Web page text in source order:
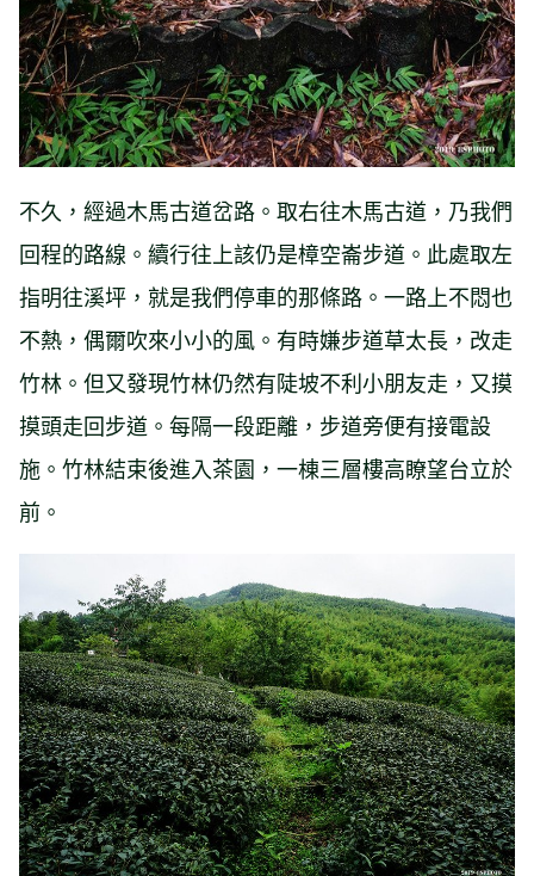
不久，經過木馬古道岔路。取右往木馬古道，乃我們
回程的路線。續行往上該仍是樟空崙步道。此處取左
指明往溪坪，就是我們停車的那條路。一路上不悶也
不熱，偶爾吹來小小的風。有時嫌步道草太長，改走
竹林。但又發現竹林仍然有陡坡不利小朋友走，又摸
摸頭走回步道。每隔一段距離，步道旁便有接電設
施。竹林結束後進入茶園，一棟三層樓高瞭望台立於
前。